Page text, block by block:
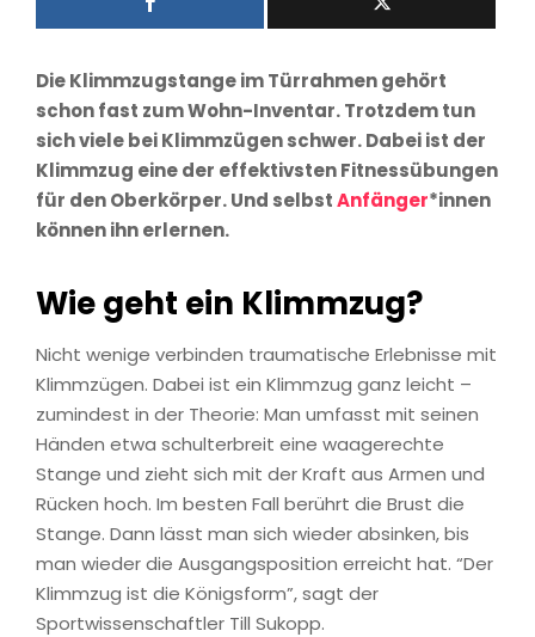
Die Klimmzugstange im Türrahmen gehört
schon fast zum Wohn-Inventar. Trotzdem tun
sich viele bei Klimmzügen schwer. Dabei ist der
Klimmzug eine der effektivsten Fitnessübungen
für den Oberkörper. Und selbstAnfänger*innen
können ihn erlernen.
Wie geht ein Klimmzug?
Nicht wenige verbinden traumatische Erlebnisse mit
Klimmzügen. Dabei ist ein Klimmzug ganz leicht –
zumindest in der Theorie: Man umfasst mit seinen
Händen etwa schulterbreit eine waagerechte
Stange und zieht sich mit der Kraft aus Armen und
Rücken hoch. Im besten Fall berührt die Brust die
Stange. Dann lässt man sich wieder absinken, bis
man wieder die Ausgangsposition erreicht hat. “Der
Klimmzug ist die Königsform”, sagt der
Sportwissenschaftler Till Sukopp.